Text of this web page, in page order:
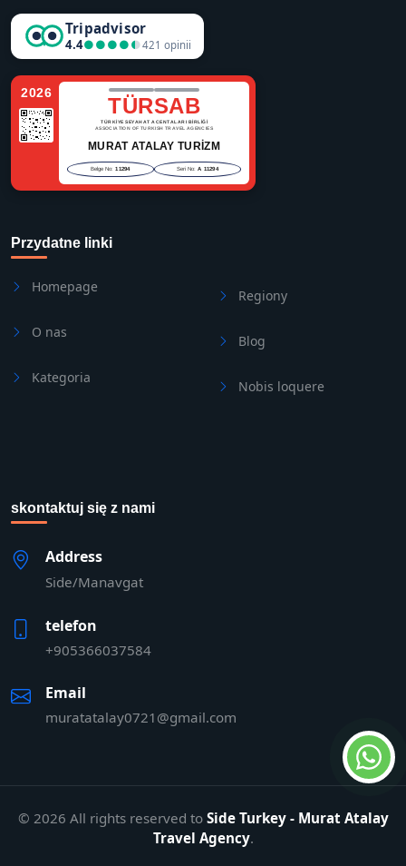
Tripadvisor
4.4●●●●●
●●●●●421 opinii
2026
TÜRSAB
TÜRKİYE SEYAHAT ACENTALARI BİRLİĞİ
ASSOCIATION OF TURKISH TRAVEL AGENCIES
MURAT ATALAY TURİZM
Belge No: 11294 Seri No: A 11294
Przydatne linki
Homepage
O nas
Kategoria
Regiony
Blog
Nobis loquere
skontaktuj się z nami
Address
Side/Manavgat
telefon
+905366037584
Email
muratatalay0721@gmail.com
© 2026 All rights reserved to Side Turkey - Murat Atalay
Travel Agency.